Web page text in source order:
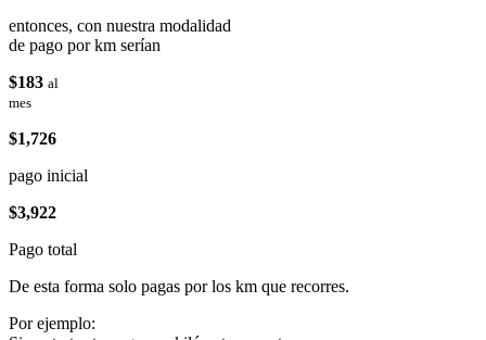
entonces, con nuestra modalidad
de pago por km serían
$183 al
mes
$1,726
pago inicial
$3,922
Pago total
De esta forma solo pagas por los km que recorres.
Por ejemplo: